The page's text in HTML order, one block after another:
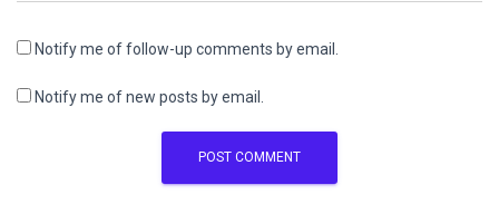
Notify me of follow-up comments by email.
Notify me of new posts by email.